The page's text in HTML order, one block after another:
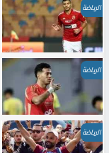
الرياضة
الرياضة
الرياضة